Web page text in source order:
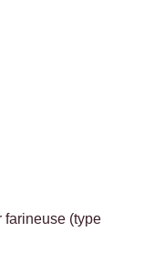
farineuse (type